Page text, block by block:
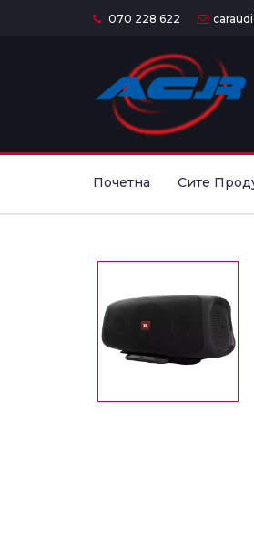
070 228 622
Почетна Сите